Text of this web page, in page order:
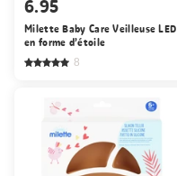
6.95
Milette Baby Care Veilleuse LED
en forme d’étoile
8